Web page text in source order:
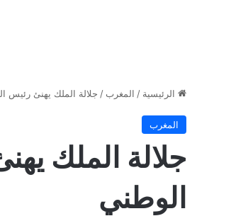
الرئيسية / المغرب / جلالة الملك يهنئ رئيس
المغرب
جلالة الملك
الوطني